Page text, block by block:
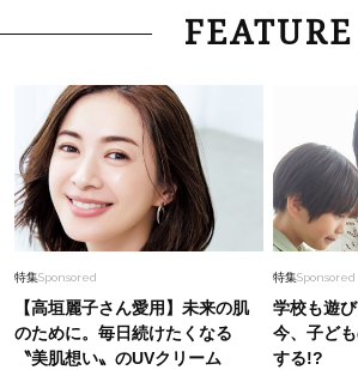
FEATURE
特集Sponsored
【高垣麗子さん愛用】未来の肌
のために。毎日続けたくなる
〝美肌想い〟のUVクリーム
特集Sponsored
学校も遊
今、子ど
する!?